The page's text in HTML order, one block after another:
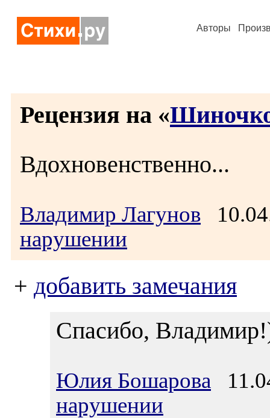
Авторы
Рецензия на «
Вдохновенственно...
Владимир Лагунов
нарушении
+ добавить замечания
Спасибо,
Юлия Бошарова
нарушении